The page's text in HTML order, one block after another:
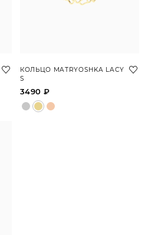
КОЛЬЦО MATRYOSHKA LACY
S
3490 ₽